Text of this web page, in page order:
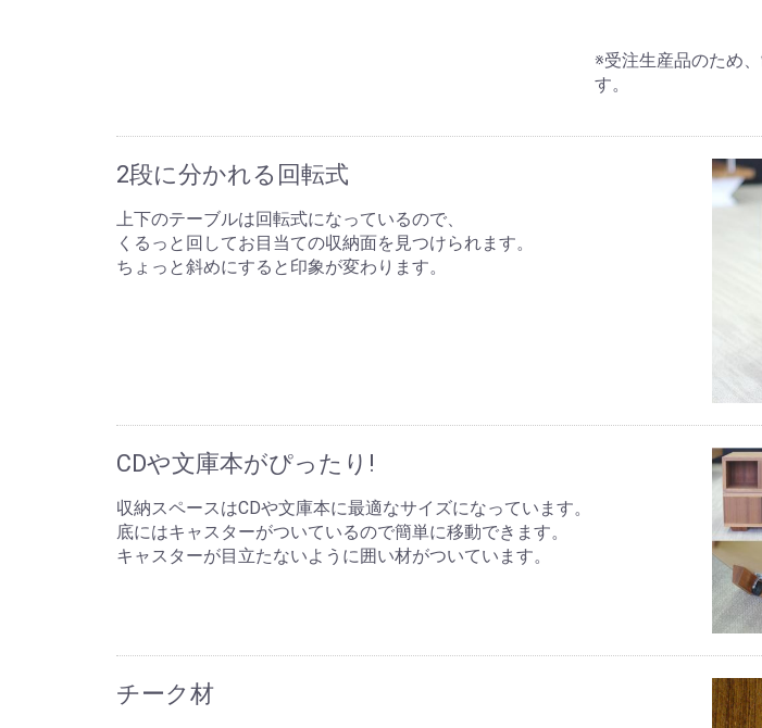
お買い物を続ける
※受注生産品のため
す。
2段に分かれる回転式
上下のテーブルは回転式になっているので、
くるっと回してお目当ての収納面を見つけられます。
ちょっと斜めにすると印象が変わります。
CDや文庫本がぴったり!
収納スペースはCDや文庫本に最適なサイズになっています。
底にはキャスターがついているので簡単に移動できます。
キャスターが目立たないように囲い材がついています。
チーク材